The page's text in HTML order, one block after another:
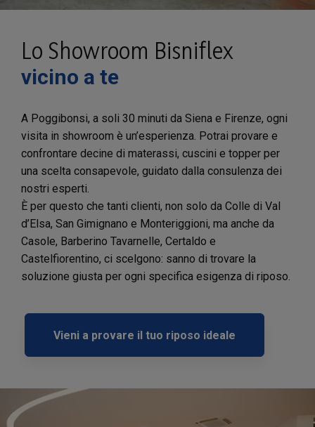
Lo Showroom Bisniflex
vicino a te
A Poggibonsi, a soli 30 minuti da Siena e Firenze, ogni
visita in showroom è un’esperienza. Potrai provare e
confrontare decine di materassi, cuscini e topper per
una scelta consapevole, guidato dalla consulenza dei
nostri esperti.
È per questo che tanti clienti, non solo da Colle di Val
d’Elsa, San Gimignano e Monteriggioni, ma anche da
Casole, Barberino Tavarnelle, Certaldo e
Castelfiorentino, ci scelgono: sanno di trovare la
soluzione giusta per ogni specifica esigenza di riposo.
Vieni a provare il tuo riposo ideale